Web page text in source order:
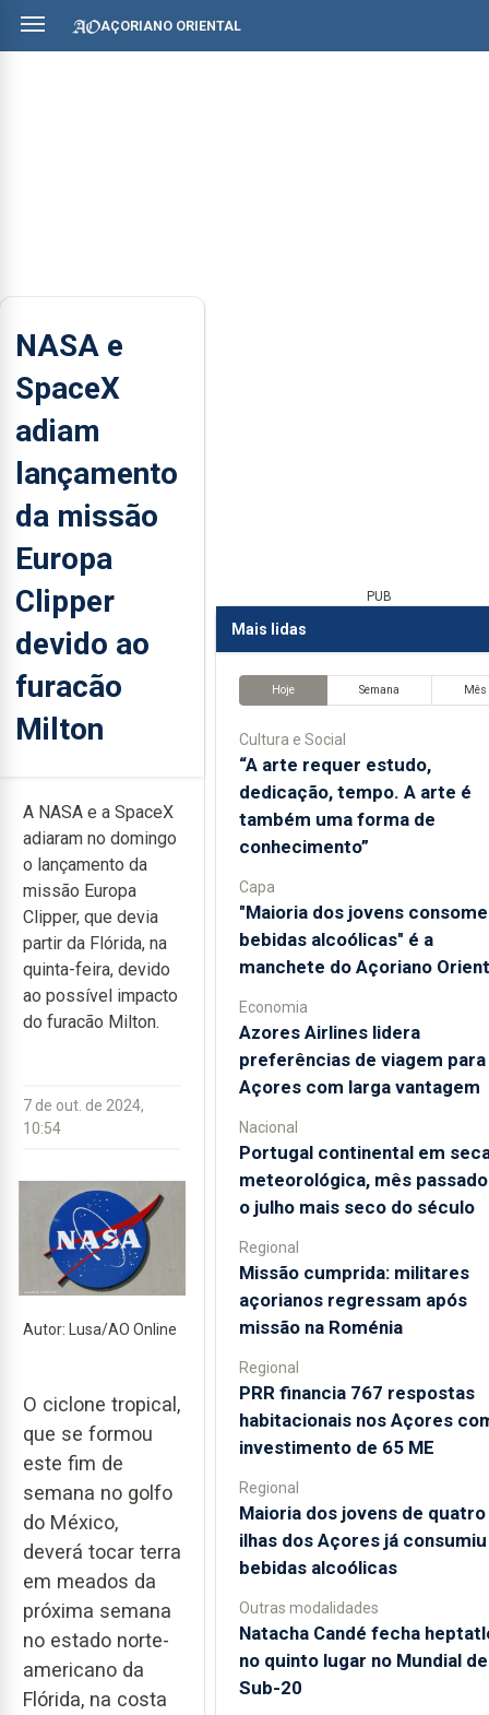
AÇORIANO ORIENTAL
NASA e
SpaceX
adiam
lançamento
da missão
Europa
Clipper
devido ao
furacão
Milton
A NASA e a SpaceX
adiaram no domingo
o lançamento da
missão Europa
Clipper, que devia
partir da Flórida, na
quinta-feira, devido
ao possível impacto
do furacão Milton.
7 de out. de 2024,
10:54
Autor: Lusa/AO Online
O ciclone tropical,
que se formou
este fim de
semana no golfo
do México,
deverá tocar terra
em meados da
próxima semana
no estado norte-
americano da
Flórida, na costa
PUB
Mais lidas
Hoje Semana Mês
Cultura e Social
“A arte requer estudo,
dedicação, tempo. A arte é
também uma forma de
conhecimento”
Capa
"Maioria dos jovens consome
bebidas alcoólicas" é a
manchete do Açoriano
Economia
Azores Airlines lidera
preferências de viagem para
Açores com larga vantagem
Nacional
Portugal continental em
meteorológica, mês
o julho mais seco do século
Regional
Missão cumprida: militares
açorianos regressam após
missão na Roménia
Regional
PRR financia 767 respostas
habitacionais nos Açores
investimento de 65 ME
Regional
Maioria dos jovens de quatro
ilhas dos Açores já consumiu
bebidas alcoólicas
Outras modalidades
Natacha Candé fecha
no quinto lugar no Mundial de
Sub-20